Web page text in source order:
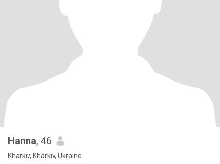
Hanna, 46
Kharkiv, Kharkiv, Ukraine